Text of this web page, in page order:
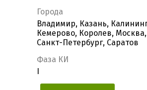
Города
Владимир, Казань,
Кемерово, Королев,
Санкт-Петербург, Саратов
Фаза КИ